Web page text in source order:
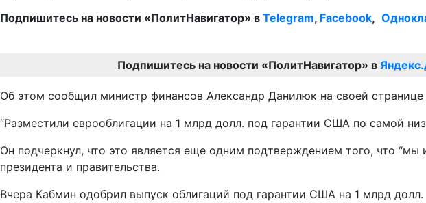
Подпишитесь на новости «ПолитНавигатор» в Telegram, Facebook,
Подпишитесь на новости «ПолитНавигатор» в
Об этом сообщил министр финансов Александр Данилюк на своей странице
“Разместили еврооблигации на 1 млрд долл. под гарантии США по самой
Он подчеркнул, что это является еще одним подтверждением того, что
президента и правительства.
Вчера Кабмин одобрил выпуск облигаций под гарантии США на 1 млрд долл.